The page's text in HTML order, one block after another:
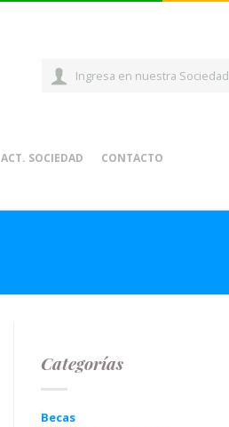
Ingresa en nuestra Sociedad
ACT. SOCIEDAD CONTACTO
Categorías
Becas